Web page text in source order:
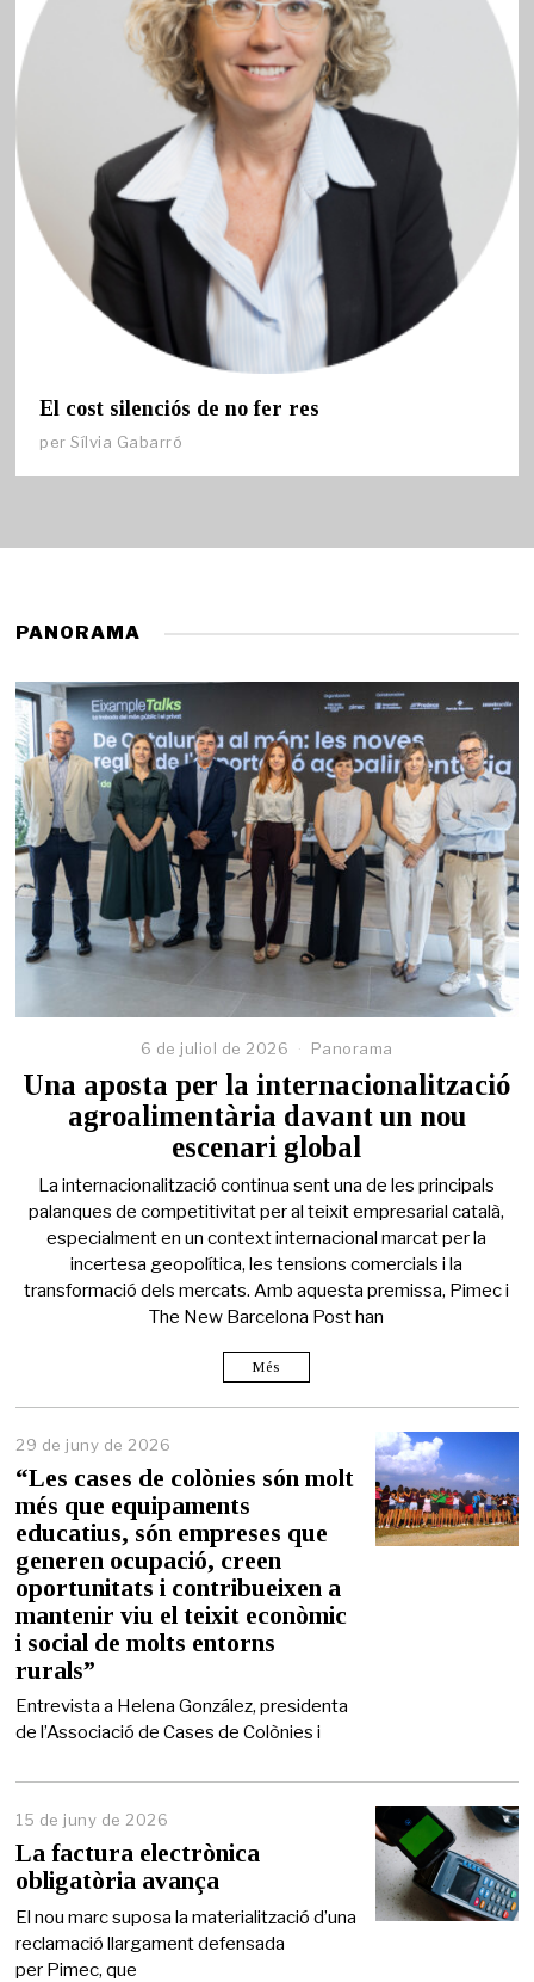
El cost silenciós de no fer res
perSílvia Gabarró
PANORAMA
6 de juliol de 2026 Panorama
Una aposta per la internacionalització
agroalimentària davant un nou
escenari global
La internacionalització continua sent una de les principals
palanques de competitivitat per al teixit empresarial català,
especialment en un context internacional marcat per la
incertesa geopolítica, les tensions comercials i la
transformació dels mercats. Amb aquesta premissa, Pimec i
The New Barcelona Post han
Més
29 de juny de 2026
d
e
n
y
e
2
6
“Les cases de colònies són molt
més que equipaments
educatius, són empreses que
generen ocupació, creen
oportunitats i contribueixen a
mantenir viu el teixit econòmic
i social de molts entorns
rurals”
Entrevista a Helena González, presidenta
de l’Associació de Cases de Colònies i
15 de juny de 2026
d
e
u
n
La factura electrònica
obligatòria avança
El nou marc suposa la materialització d’una
reclamació llargament defensada
per Pimec, que